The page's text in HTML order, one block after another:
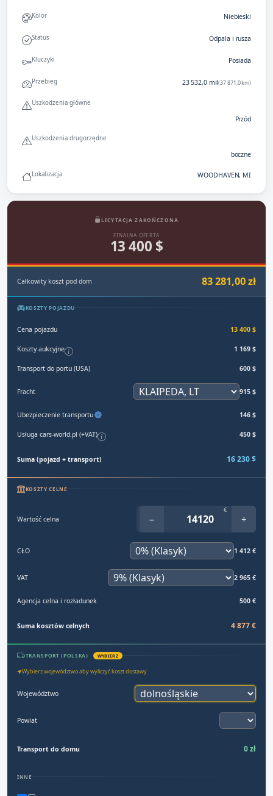
Kolor Niebieski
Status Odpala i rusza
Kluczyki Posiada
Przebieg 23 532,0 mil(37 871,0 km)
Uszkodzenia główne
Przód
Uszkodzenia drugorzędne
boczne
Lokalizacja WOODHAVEN, MI
LICYTACJA ZAKOŃCZONA
FINALNA OFERTA
13 400 $
Całkowity koszt pod dom 83 281,00 zł
KOSZTY POJAZDU
Cena pojazdu 13 400 $
Koszty aukcyjne 1 169 $
Transport do portu (USA) 600 $
Fracht 915 $
Ubezpieczenie transportu 146 $
Usługa cars-world.pl (+VAT) 450 $
Suma (pojazd + transport) 16 230 $
KOSZTY CELNE
Wartość celna −
€
+
CŁO 1 412 €
VAT 2 965 €
Agencja celna i rozładunek 500 €
Suma kosztów celnych 4 877 €
TRANSPORT (POLSKA) WYBIERZ
Wybierz województwo aby wyliczyć koszt dostawy
Województwo
Powiat
Transport do domu 0 zł
INNE